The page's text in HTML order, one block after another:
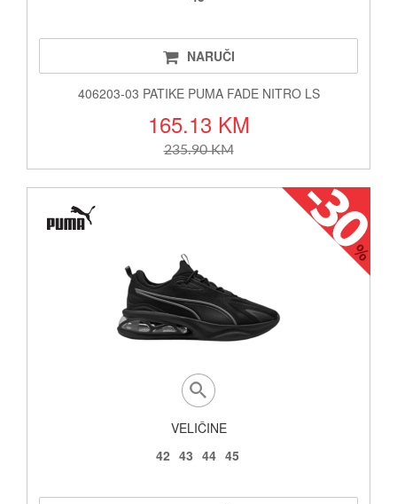
NARUČI
406203-03 PATIKE PUMA FADE NITRO LS
165.13 KM
235.90 KM
VELIČINE
42 43 44 45